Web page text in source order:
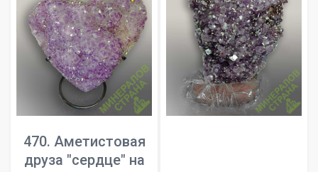
470. Аметистовая
друза "сердце" на